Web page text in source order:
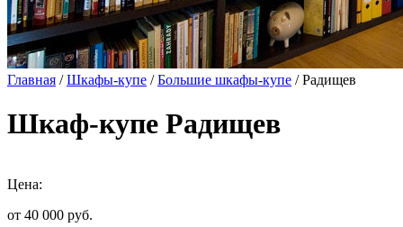
Главная /Шкафы-купе /Большие шкафы-купе / Радищев
Шкаф-купе Радищев
Цена:
от 40 000 руб.